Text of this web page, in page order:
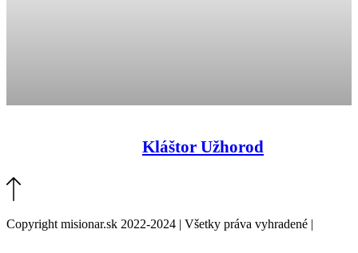
Kláštor Užhorod
Copyright misionar.sk 2022-2024 | Všetky práva vyhradené |